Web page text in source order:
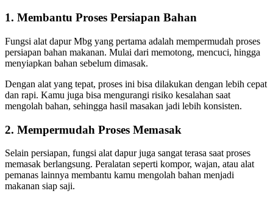
1. Membantu Proses Persiapan Bahan
Fungsi alat dapur Mbg yang pertama adalah mempermudah proses
persiapan bahan makanan. Mulai dari memotong, mencuci, hingga
menyiapkan bahan sebelum dimasak.
Dengan alat yang tepat, proses ini bisa dilakukan dengan lebih cepat
dan rapi. Kamu juga bisa mengurangi risiko kesalahan saat
mengolah bahan, sehingga hasil masakan jadi lebih konsisten.
2. Mempermudah Proses Memasak
Selain persiapan, fungsi alat dapur juga sangat terasa saat proses
memasak berlangsung. Peralatan seperti kompor, wajan, atau alat
pemanas lainnya membantu kamu mengolah bahan menjadi
makanan siap saji.